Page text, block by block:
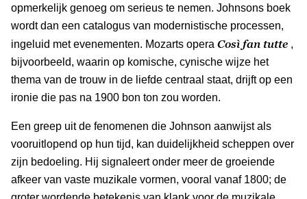
opmerkelijk genoeg om serieus te nemen. Johnsons boek
wordt dan een catalogus van modernistische processen,
ingeluid met evenementen. Mozarts opera Così fan tutte ,
bijvoorbeeld, waarin op komische, cynische wijze het
thema van de trouw in de liefde centraal staat, drijft op een
ironie die pas na 1900 bon ton zou worden.
Een greep uit de fenomenen die Johnson aanwijst als
vooruitlopend op hun tijd, kan duidelijkheid scheppen over
zijn bedoeling. Hij signaleert onder meer de groeiende
afkeer van vaste muzikale vormen, vooral vanaf 1800; de